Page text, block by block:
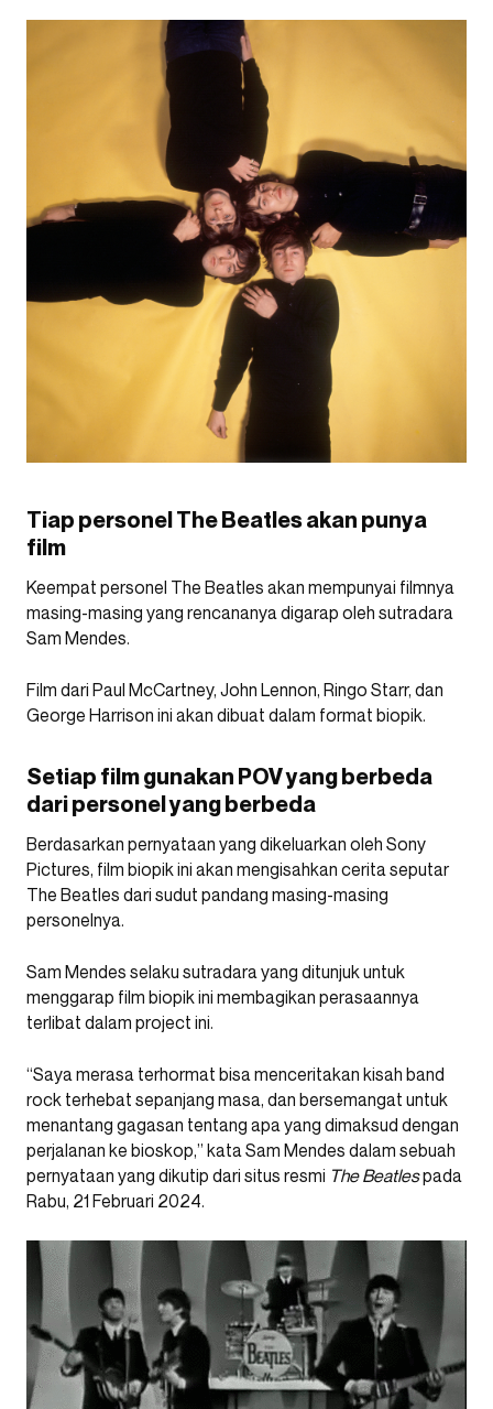
Tiap personel The Beatles akan punya
film
Keempat personel The Beatles akan mempunyai filmnya
masing-masing yang rencananya digarap oleh sutradara
Sam Mendes.
Film dari Paul McCartney, John Lennon, Ringo Starr, dan
George Harrison ini akan dibuat dalam format biopik.
Setiap film gunakan POV yang berbeda
dari personel yang berbeda
Berdasarkan pernyataan yang dikeluarkan oleh Sony
Pictures, film biopik ini akan mengisahkan cerita seputar
The Beatles dari sudut pandang masing-masing
personelnya.
Sam Mendes selaku sutradara yang ditunjuk untuk
menggarap film biopik ini membagikan perasaannya
terlibat dalam project ini.
“Saya merasa terhormat bisa menceritakan kisah band
rock terhebat sepanjang masa, dan bersemangat untuk
menantang gagasan tentang apa yang dimaksud dengan
perjalanan ke bioskop,” kata Sam Mendes dalam sebuah
pernyataan yang dikutip dari situs resmi The Beatlespada
Rabu, 21 Februari 2024.